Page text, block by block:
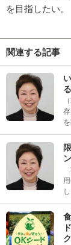
を目指したい。
関連する記事